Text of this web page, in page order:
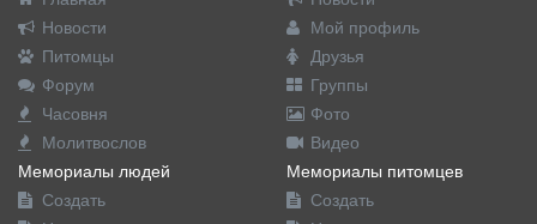
Новости
Питомцы
Форум
Часовня
Молитвослов
Мой профиль
Друзья
Группы
Фото
Видео
Мемориалы людей
Создать
Мемориалы питомцев
Создать